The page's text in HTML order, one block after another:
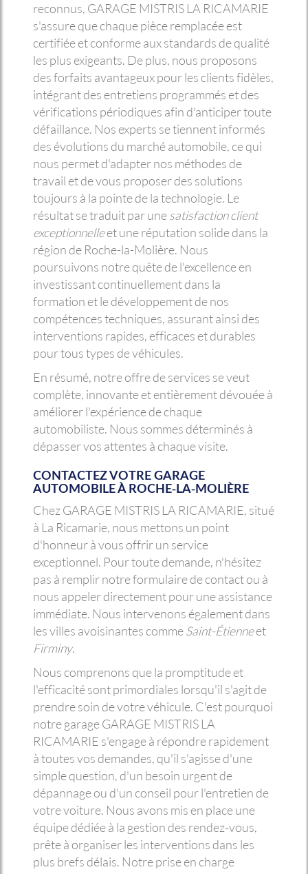
reconnus, GARAGE MISTRIS LA RICAMARIE
s'assure que chaque pièce remplacée est
certifiée et conforme aux standards de qualité
les plus exigeants. De plus, nous proposons
des forfaits avantageux pour les clients fidèles,
intégrant des entretiens programmés et des
vérifications périodiques afin d'anticiper toute
défaillance. Nos experts se tiennent informés
des évolutions du marché automobile, ce qui
nous permet d'adapter nos méthodes de
travail et de vous proposer des solutions
toujours à la pointe de la technologie. Le
résultat se traduit par unesatisfaction client
exceptionnelleet une réputation solide dans la
région de Roche-la-Molière. Nous
poursuivons notre quête de l'excellence en
investissant continuellement dans la
formation et le développement de nos
compétences techniques, assurant ainsi des
interventions rapides, efficaces et durables
pour tous types de véhicules.
En résumé, notre offre de services se veut
complète, innovante et entièrement dévouée à
améliorer l'expérience de chaque
automobiliste. Nous sommes déterminés à
dépasser vos attentes à chaque visite.
CONTACTEZ VOTRE GARAGE
AUTOMOBILE À ROCHE-LA-MOLIÈRE
Chez GARAGE MISTRIS LA RICAMARIE, situé
à La Ricamarie, nous mettons un point
d'honneur à vous offrir un service
exceptionnel. Pour toute demande, n'hésitez
pas à remplir notre formulaire de contact ou à
nous appeler directement pour une assistance
immédiate. Nous intervenons également dans
les villes avoisinantes commeSaint-Étienneet
Firminy.
Nous comprenons que la promptitude et
l'efficacité sont primordiales lorsqu'il s'agit de
prendre soin de votre véhicule. C'est pourquoi
notre garage GARAGE MISTRIS LA
RICAMARIE s'engage à répondre rapidement
à toutes vos demandes, qu'il s'agisse d'une
simple question, d'un besoin urgent de
dépannage ou d'un conseil pour l'entretien de
votre voiture. Nous avons mis en place une
équipe dédiée à la gestion des rendez-vous,
prête à organiser les interventions dans les
plus brefs délais. Notre prise en charge